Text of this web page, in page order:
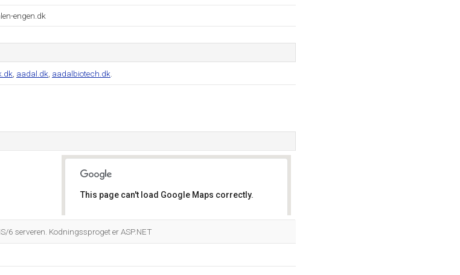
engen.dk
aadal.dk aadalbiotech.dk
This page can't load Google Maps correctly.
6 serveren. Kodningssproget er ASP.NET